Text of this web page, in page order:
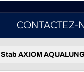
CONTACTEZ-
Stab AXIOM